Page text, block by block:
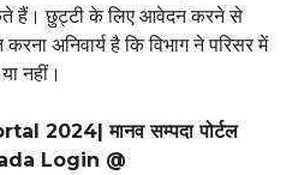
हैं। छुट्टी के लिए आवेदन करने से
अनिवार्य है कि विभाग ने परिसर में
नहीं।
2024| मानव सम्पदा पोर्टल
Login @